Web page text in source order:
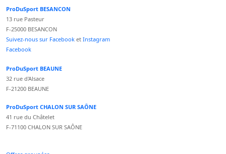
ProDuSport BESANCON
13 rue Pasteur
F-25000 BESANCON
Suivez-nous sur Facebook et Instagram
Facebook
ProDuSport BEAUNE
32 rue d'Alsace
F-21200 BEAUNE
ProDuSport CHALON SUR SAÔNE
41 rue du Châtelet
F-71100 CHALON SUR SAÔNE